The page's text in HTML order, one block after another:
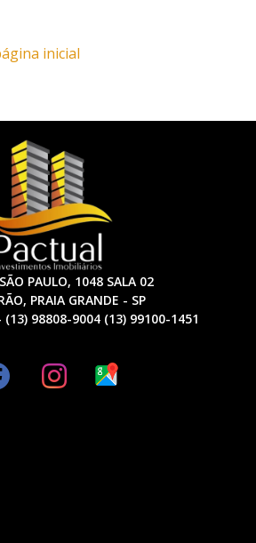
inicial
PAULO, 1048 SALA 02
PRAIA GRANDE - SP
98808-9004 (13) 99100-1451